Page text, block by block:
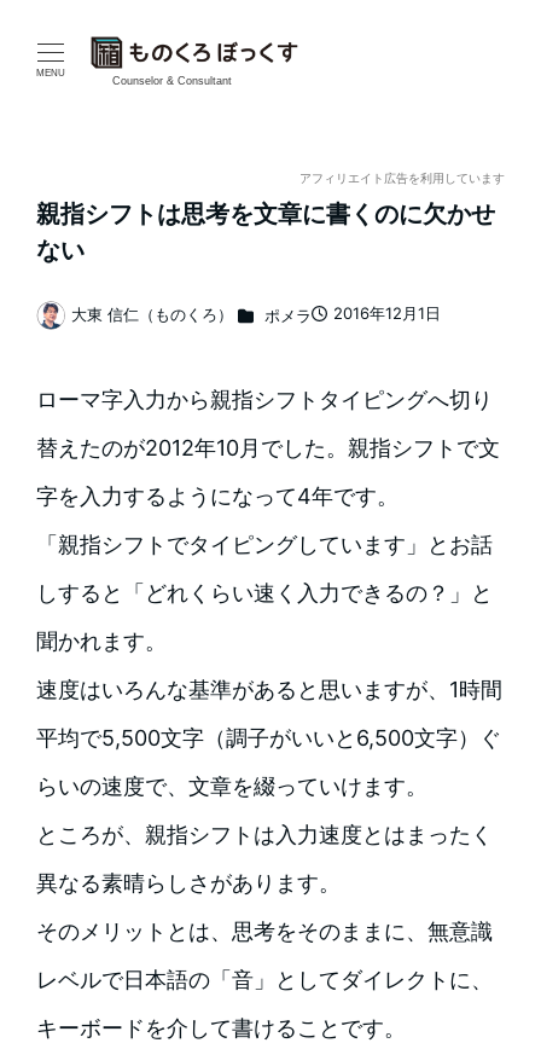
MENU
Counselor & Consultant
アフィリエイト広告を利用しています
親指シフトは思考を文章に書くのに欠かせ
ない
2016年12月1日
著
大東 信仁（ものくろ） カテゴリー
ポメラ
ローマ字入力から親指シフトタイピングへ切り
替えたのが2012年10月でした。親指シフトで文
字を入力するようになって4年です。
「親指シフトでタイピングしています」とお話
しすると「どれくらい速く入力できるの？」と
聞かれます。
速度はいろんな基準があると思いますが、1時間
平均で5,500文字（調子がいいと6,500文字）ぐ
らいの速度で、文章を綴っていけます。
ところが、親指シフトは入力速度とはまったく
異なる素晴らしさがあります。
そのメリットとは、思考をそのままに、無意識
レベルで日本語の「音」としてダイレクトに、
キーボードを介して書けることです。